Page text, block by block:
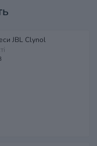
JBL Clynol